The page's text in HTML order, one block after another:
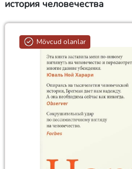
история человечества
Mövcud olanlar